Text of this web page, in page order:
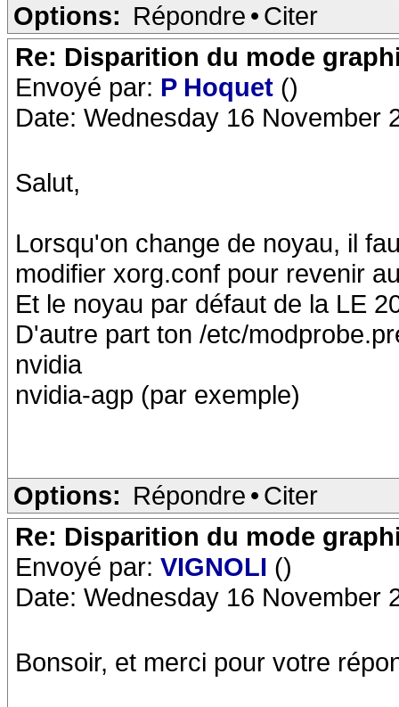
Options: Répondre • Citer
Re: Disparition du mode
Envoyé par: P Hoquet ()
Date: Wednesday 16 November
Salut,
Lorsqu'on change de noyau, il
modifier xorg.conf pour revenir
Et le noyau par défaut de la LE
D'autre part ton /etc/
nvidia
nvidia-agp (par exemple)
Options: Répondre • Citer
Re: Disparition du mode
Envoyé par: VIGNOLI ()
Date: Wednesday 16 November
Bonsoir, et merci pour votre